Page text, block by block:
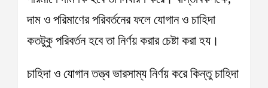
দাম ও পরিমাণের পরিবর্তনের ফলে যোগান ও চাহিদা
কতটুকু পরিবর্তন হবে তা নির্ণয় করার চেষ্টা করা হয।
চাহিদা ও যোগান তত্ত্ব ভারসাম্য নির্ণয় করে কিন্তু চাহিদা